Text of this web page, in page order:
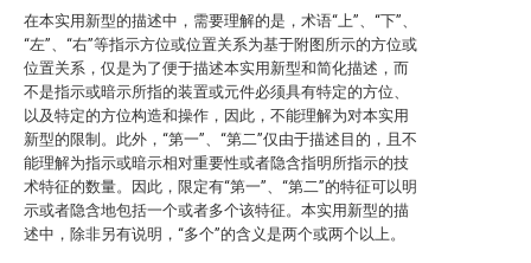
在本实用新型的描述中，需要理解的是，术语“上”、“下”、
“左”、“右”等指示方位或位置关系为基于附图所示的方位或
位置关系，仅是为了便于描述本实用新型和简化描述，而
不是指示或暗示所指的装置或元件必须具有特定的方位、
以及特定的方位构造和操作，因此，不能理解为对本实用
新型的限制。此外，“第一”、“第二”仅由于描述目的，且不
能理解为指示或暗示相对重要性或者隐含指明所指示的技
术特征的数量。因此，限定有“第一”、“第二”的特征可以明
示或者隐含地包括一个或者多个该特征。本实用新型的描
述中，除非另有说明，“多个”的含义是两个或两个以上。